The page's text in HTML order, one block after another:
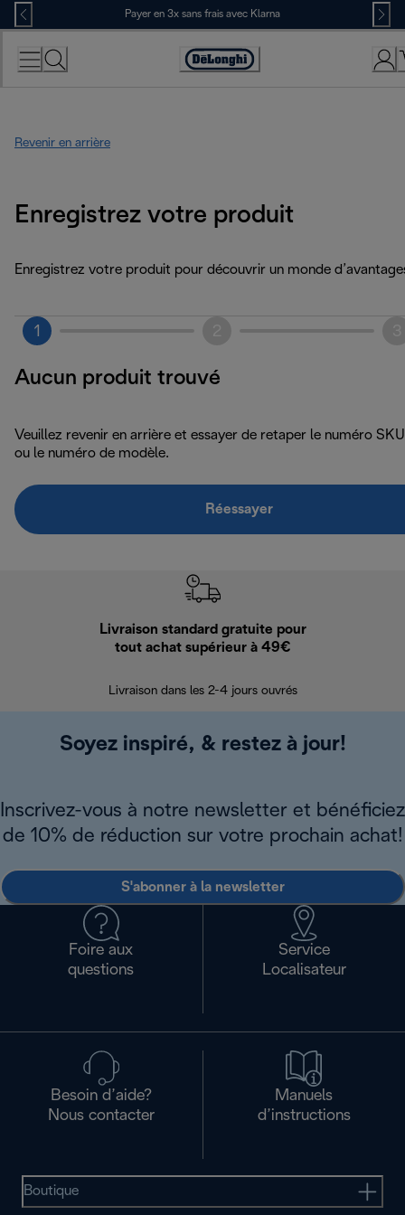
Skip
to
Content
Payer en 3x sans frais avec Klarna
Déclaration
Revenir en arrière
Enregistrez votre produit
Enregistrez votre produit pour découvrir un monde
1
Aucun produit trouvé
Veuillez revenir en arrière et essayer de retaper le numéro SKU
ou le numéro de modèle.
Réessayer
Livraison standard gratuite pour
tout achat supérieur à 49€
Livraison dans les 2-4 jours ouvrés
Soyez inspiré, & restez à jour!
Inscrivez-vous à notre newsletter et bénéficiez
de 10% de réduction sur votre prochain achat!
S'abonner à la newsletter
Foire aux
questions
Service
Localisateur
Besoin d’aide?
Nous contacter
Manuels
d’instructions
Boutique